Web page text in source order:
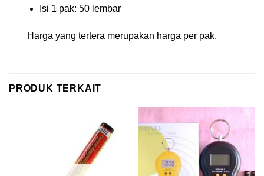
Isi 1 pak: 50 lembar
Harga yang tertera merupakan harga per pak.
PRODUK TERKAIT